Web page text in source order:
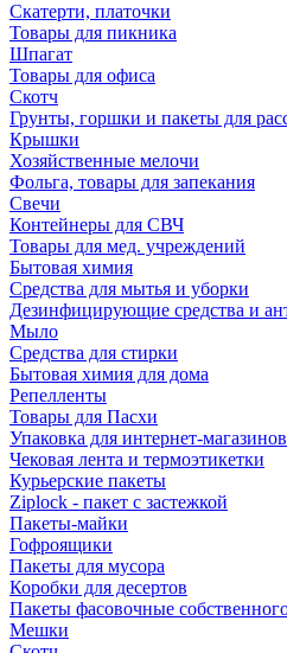
Скатерти, платочки
Товары для пикника
Шпагат
Товары для офиса
Скотч
Грунты, горшки и пакеты для
Крышки
Хозяйственные мелочи
Фольга, товары для запекания
Свечи
Контейнеры для СВЧ
Товары для мед. учреждений
Бытовая химия
Средства для мытья и уборки
Дезинфицирующие средства и
Мыло
Средства для стирки
Бытовая химия для дома
Репелленты
Товары для Пасхи
Упаковка для интернет-
Чековая лента и термоэтикетки
Курьерские пакеты
Ziplock - пакет с застежкой
Пакеты-майки
Гофроящики
Пакеты для мусора
Коробки для десертов
Пакеты фасовочные
Мешки